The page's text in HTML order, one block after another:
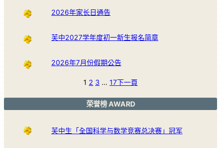
2026年家长日通告
芙中2027学年度初一新生报名简章
2026年7月份假期公告
1 2 3 … 17下一頁
荣誉榜 AWARD
芙中生「全国科学与数学竞赛总决赛」冠军